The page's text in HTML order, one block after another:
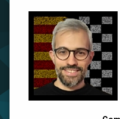
Sèries